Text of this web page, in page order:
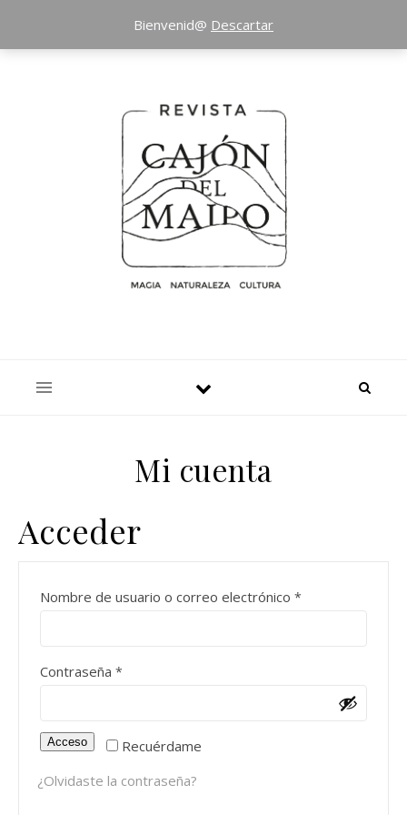
Mi cuenta
Acceder
Nombre de usuario o correo electrónico *
Contraseña *
Recuérdame
Acceso
¿Olvidaste la contraseña?
Bienvenid@ Descartar